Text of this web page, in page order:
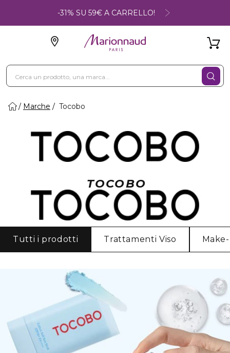
-31% SU 59€ A CARRELLO!
Marche Tocobo
TOCOBO
Tutti i prodotti Trattamenti Viso